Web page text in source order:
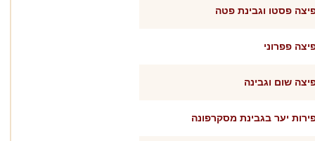
פסטו וגבינת פטה
פפרוני
שום וגבינה
יער בגבינת מסקרפונה